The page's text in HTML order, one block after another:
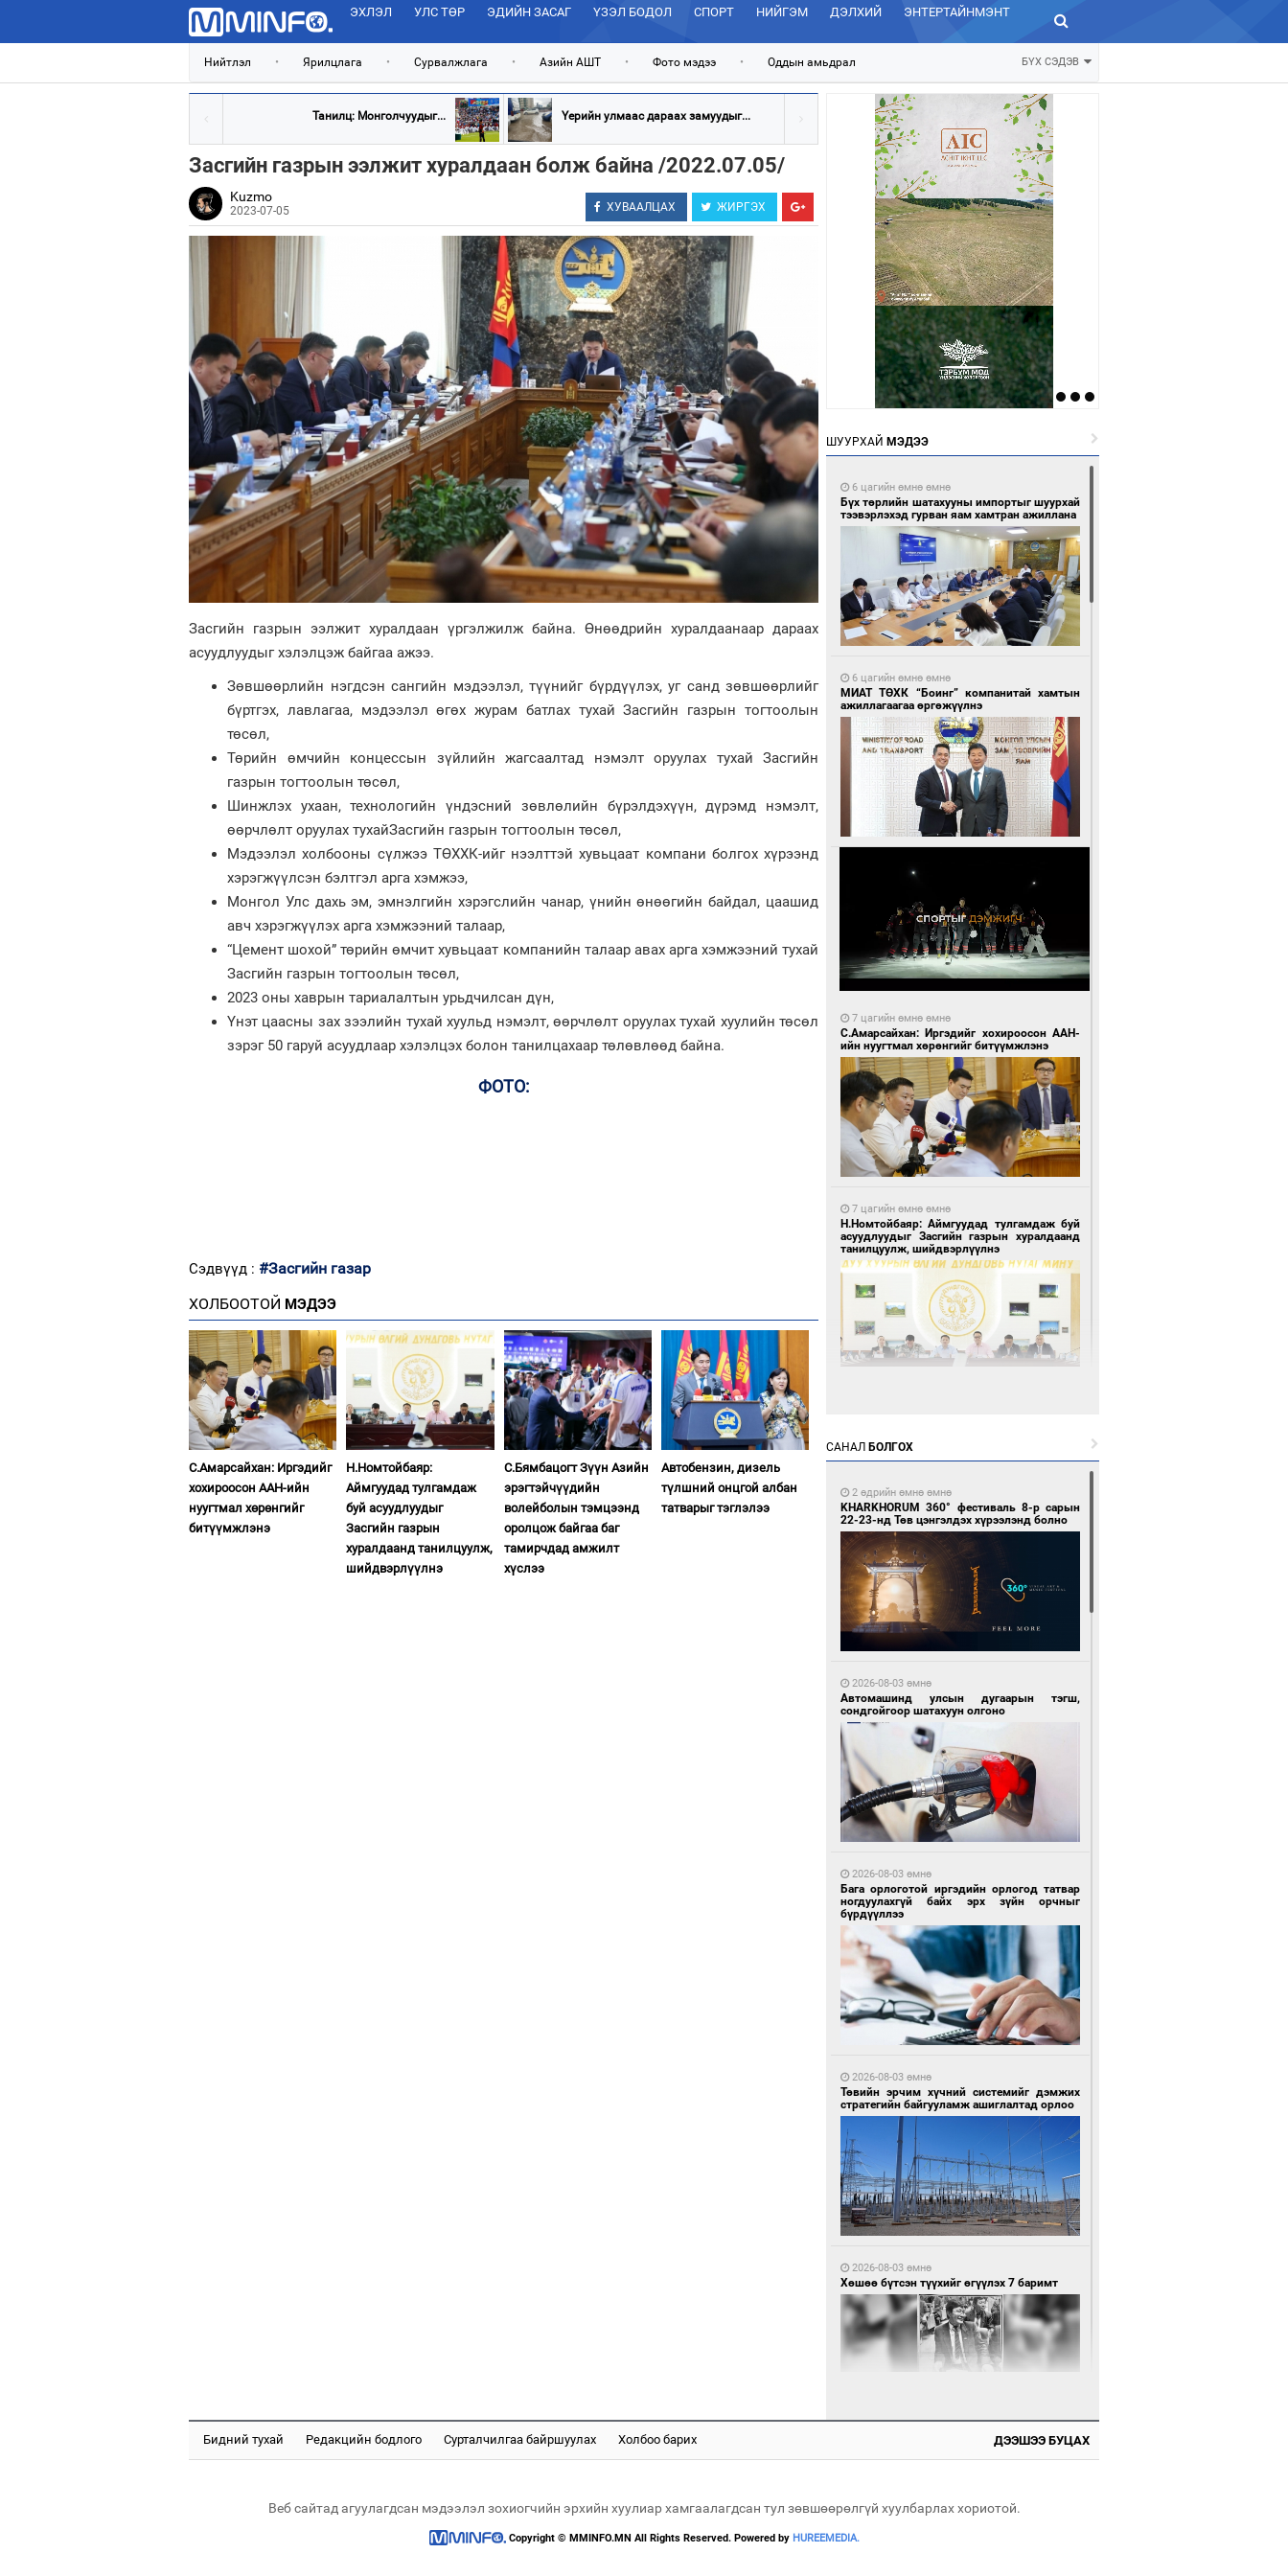
ЭХЛЭЛ УЛС ТӨР ЭДИЙН ЗАСАГ ҮЗЭЛ БОДОЛ СПОРТ НИЙГЭМ ДЭЛХИЙ ЭНТЕРТАЙНМЭНТ ЗУРХАЙ
Нийтлэл • Ярилцлага • Сурвалжлага • Азийн АШТ • Фото мэдээ • Оддын амьдрал БҮХ СЭДЭВ
Танилц: Монголчуудыг... Үерийн улмаас дараах замуудыг...
Засгийн газрын ээлжит хуралдаан болж байна /2022.07.05/
Kuzmo
2023-07-05 ХУВААЛЦАХ ЖИРГЭХ
Засгийн газрын ээлжит хуралдаан үргэлжилж байна. Өнөөдрийн хуралдаанаар дараах
асуудлуудыг хэлэлцэж байгаа ажээ.
Зөвшөөрлийн нэгдсэн сангийн мэдээлэл, түүнийг бүрдүүлэх, уг санд зөвшөөрлийг
бүртгэх, лавлагаа, мэдээлэл өгөх журам батлах тухай Засгийн газрын тогтоолын
төсөл,
Төрийн өмчийн концессын зүйлийн жагсаалтад нэмэлт оруулах тухай Засгийн
газрын тогтоолын төсөл,
Шинжлэх ухаан, технологийн үндэсний зөвлөлийн бүрэлдэхүүн, дүрэмд нэмэлт,
өөрчлөлт оруулах тухайЗасгийн газрын тогтоолын төсөл,
Мэдээлэл холбооны сүлжээ ТӨХХК-ийг нээлттэй хувьцаат компани болгох хүрээнд
хэрэгжүүлсэн бэлтгэл арга хэмжээ,
Монгол Улс дахь эм, эмнэлгийн хэрэгслийн чанар, үнийн өнөөгийн байдал, цаашид
авч хэрэгжүүлэх арга хэмжээний талаар,
“Цемент шохой” төрийн өмчит хувьцаат компанийн талаар авах арга хэмжээний тухай
Засгийн газрын тогтоолын төсөл,
2023 оны хаврын тариалалтын урьдчилсан дүн,
Үнэт цаасны зах зээлийн тухай хуульд нэмэлт, өөрчлөлт оруулах тухай хуулийн төсөл
зэрэг 50 гаруй асуудлаар хэлэлцэх болон танилцахаар төлөвлөөд байна.
ФОТО:
Сэдвүүд : #Засгийн газар
ХОЛБООТОЙ МЭДЭЭ
С.Амарсайхан: Иргэдийг
хохироосон ААН-ийн
нуугтмал хөрөнгийг
битүүмжлэнэ
Н.Номтойбаяр:
Аймгуудад тулгамдаж
буй асуудлуудыг
Засгийн газрын
хуралдаанд танилцуулж,
шийдвэрлүүлнэ
С.Бямбацогт Зүүн Азийн
эрэгтэйчүүдийн
волейболын тэмцээнд
оролцож байгаа баг
тамирчдад амжилт
хүслээ
Автобензин, дизель
түлшний онцгой албан
татварыг тэглэлээ
ШУУРХАЙ МЭДЭЭ
6 цагийн өмнө өмнө
Бүх төрлийн шатахууны импортыг шуурхай
тээвэрлэхэд гурван яам хамтран ажиллана
6 цагийн өмнө өмнө
МИАТ ТӨХК “Боинг” компанитай хамтын
ажиллагаагаа өргөжүүлнэ
7 цагийн өмнө өмнө
С.Амарсайхан: Иргэдийг хохироосон ААН-
ийн нуугтмал хөрөнгийг битүүмжлэнэ
7 цагийн өмнө өмнө
Н.Номтойбаяр: Аймгуудад тулгамдаж буй
асуудлуудыг Засгийн газрын хуралдаанд
танилцуулж, шийдвэрлүүлнэ
дугаартай автомашинтай иргэдэд шатахуун
олгоно
15 цагийн өмнө өмнө
С.Бямбацогт Зүүн Азийн эрэгтэйчүүдийн
тамирчдад амжилт хүслээ
15 цагийн өмнө өмнө
Согтуугаар тээврийн хэрэгсэл жолоодсон
95 зөрчил бүртгэгдлээ
15 цагийн өмнө өмнө
Автобензин, дизель түлшний онцгой албан
татварыг тэглэлээ
15 цагийн өмнө өмнө
Санхүүгийн хэмнэлтийн горимд эрүүл
мэндийн салбар хамаарахгүй
нээлттэй ил тод болгоно
САНАЛ БОЛГОХ
2 өдрийн өмнө өмнө
KHARKHORUM 360° фестиваль 8-р сарын
22-23-нд Төв цэнгэлдэх хүрээлэнд болно
2026-08-03 өмнө
Автомашинд улсын дугаарын тэгш,
сондгойгоор шатахуун олгоно
2026-08-03 өмнө
Бага орлоготой иргэдийн орлогод татвар
ногдуулахгүй байх эрх зүйн орчныг
бүрдүүллээ
2026-08-03 өмнө
Төвийн эрчим хүчний системийг дэмжих
стратегийн байгууламж ашиглалтад орлоо
2026-08-03 өмнө
Хөшөө бүтсэн түүхийг өгүүлэх 7 баримт
Х.Нямбаатар: Ял авсан мань луйварчин
Бидний тухай Редакцийн бодлого Сурталчилгаа байршуулах Холбоо барих ДЭЭШЭЭ БУЦАХ
Веб сайтад агуулагдсан мэдээлэл зохиогчийн эрхийн хуулиар хамгаалагдсан тул зөвшөөрөлгүй хуулбарлах хориотой.
Copyright © MMINFO.MN All Rights Reserved. Powered by HUREEMEDIA.